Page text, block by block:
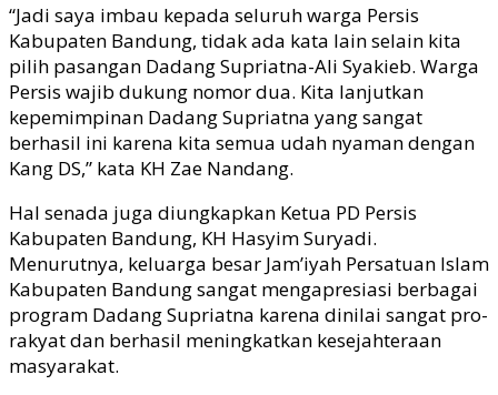
“Jadi saya imbau kepada seluruh warga Persis
Kabupaten Bandung, tidak ada kata lain selain kita
pilih pasangan Dadang Supriatna-Ali Syakieb. Warga
Persis wajib dukung nomor dua. Kita lanjutkan
kepemimpinan Dadang Supriatna yang sangat
berhasil ini karena kita semua udah nyaman dengan
Kang DS,” kata KH Zae Nandang.
Hal senada juga diungkapkan Ketua PD Persis
Kabupaten Bandung, KH Hasyim Suryadi.
Menurutnya, keluarga besar Jam’iyah Persatuan Islam
Kabupaten Bandung sangat mengapresiasi berbagai
program Dadang Supriatna karena dinilai sangat pro-
rakyat dan berhasil meningkatkan kesejahteraan
masyarakat.